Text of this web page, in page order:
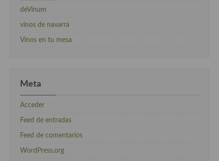
deVinum
vinos de navarra
Vinos en tu mesa
Meta
Acceder
Feed de entradas
Feed de comentarios
WordPress.org